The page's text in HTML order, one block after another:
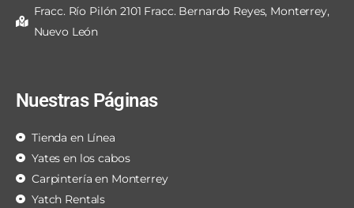
Fracc. Río Pilón 2101 Fracc. Bernardo Reyes, Monterrey,
Nuevo León
Nuestras Páginas
Tienda en Línea
Yates en los cabos
Carpintería en Monterrey
Yatch Rentals